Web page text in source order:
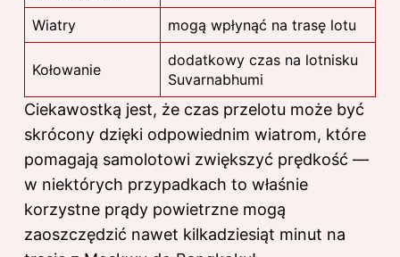
Wiatry mogą wpłynąć na trasę lotu
Kołowanie
dodatkowy czas na lotnisku
Suvarnabhumi
Ciekawostką jest, że czas przelotu może być
skrócony dzięki odpowiednim wiatrom, które
pomagają samolotowi zwiększyć prędkość —
w niektórych przypadkach to właśnie
korzystne prądy powietrzne mogą
zaoszczędzić nawet kilkadziesiąt minut na